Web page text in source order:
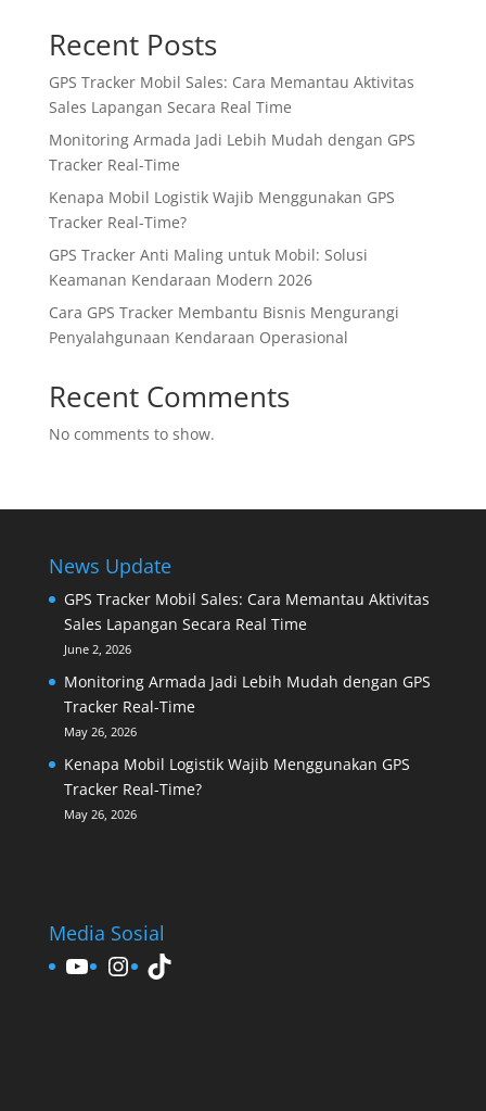
Recent Posts
GPS Tracker Mobil Sales: Cara Memantau Aktivitas
Sales Lapangan Secara Real Time
Monitoring Armada Jadi Lebih Mudah dengan GPS
Tracker Real-Time
Kenapa Mobil Logistik Wajib Menggunakan GPS
Tracker Real-Time?
GPS Tracker Anti Maling untuk Mobil: Solusi
Keamanan Kendaraan Modern 2026
Cara GPS Tracker Membantu Bisnis Mengurangi
Penyalahgunaan Kendaraan Operasional
Recent Comments
No comments to show.
News Update
GPS Tracker Mobil Sales: Cara Memantau Aktivitas
Sales Lapangan Secara Real Time
June 2, 2026
Monitoring Armada Jadi Lebih Mudah dengan GPS
Tracker Real-Time
May 26, 2026
Kenapa Mobil Logistik Wajib Menggunakan GPS
Tracker Real-Time?
May 26, 2026
Media Sosial
YouTube
Instagram
TikTok